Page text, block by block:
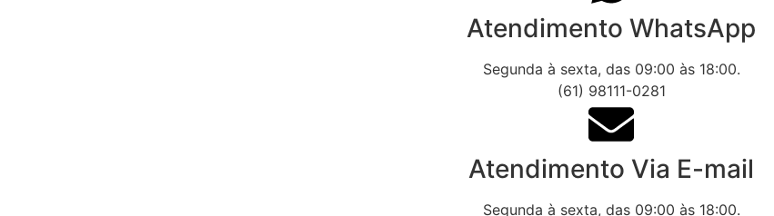
Atendimento WhatsApp
Segunda à sexta, das 09:00 às 18:00.
(61) 98111-0281
Atendimento Via E-mail
Segunda à sexta, das 09:00 às 18:00.